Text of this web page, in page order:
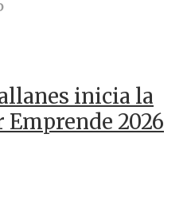
inicia la
2026